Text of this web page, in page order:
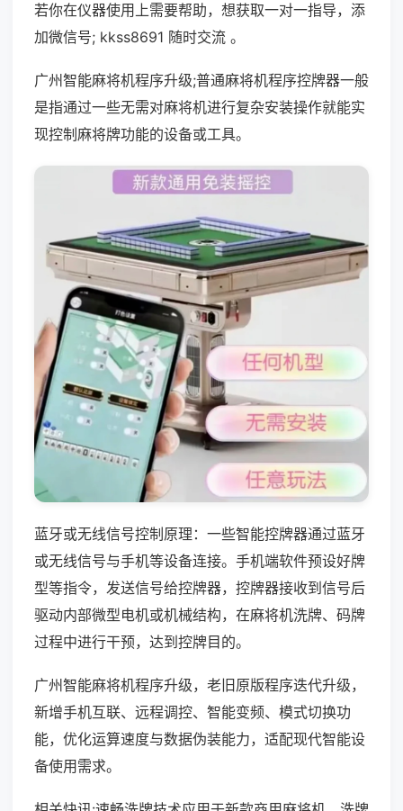
若你在仪器使用上需要帮助，想获取一对一指导，添
加微信号; kkss8691 随时交流 。
广州智能麻将机程序升级;普通麻将机程序控牌器一般
是指通过一些无需对麻将机进行复杂安装操作就能实
现控制麻将牌功能的设备或工具。
蓝牙或无线信号控制原理：一些智能控牌器通过蓝牙
或无线信号与手机等设备连接。手机端软件预设好牌
型等指令，发送信号给控牌器，控牌器接收到信号后
驱动内部微型电机或机械结构，在麻将机洗牌、码牌
过程中进行干预，达到控牌目的。
广州智能麻将机程序升级，老旧原版程序迭代升级，
新增手机互联、远程调控、智能变频、模式切换功
能，优化运算速度与数据伪装能力，适配现代智能设
备使用需求。